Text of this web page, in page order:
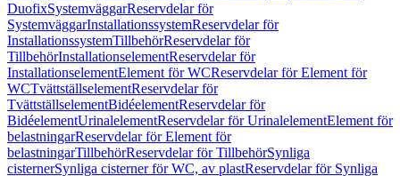
DuofixSystemväggarReservdelar för
SystemväggarInstallationssystemReservdelar för
InstallationssystemTillbehörReservdelar för
TillbehörInstallationselementReservdelar för
InstallationselementElement för WCReservdelar för Element för
WCTvättställselementReservdelar för
TvättställselementBidéelementReservdelar för
BidéelementUrinalelementReservdelar för UrinalelementElement för
belastningarReservdelar för Element för
belastningarTillbehörReservdelar för TillbehörSynliga
cisternerSynliga cisterner för WC, av plastReservdelar för Synliga